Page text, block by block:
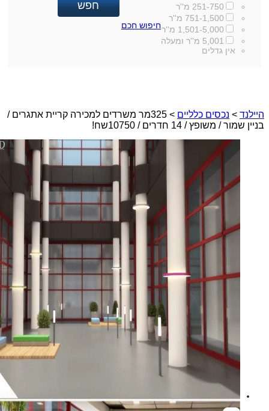
251-750 מ''ר
751-1,500 מ''ר
1,501-5,000 מ''ר
5,001 מ''ר ומעלה
אין גדלים
חיפוש חכם
היילנד > נכסים כלליים
> 325מר משרדים למכירה קריית אתגרים /
בניין שמור / משופץ / 14 חדרים / 10750שח!